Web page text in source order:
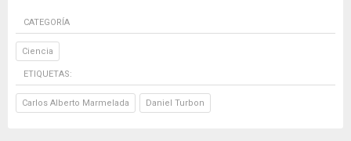
CATEGORÍA
Ciencia
ETIQUETAS:
Carlos Alberto Marmelada Daniel Turbon